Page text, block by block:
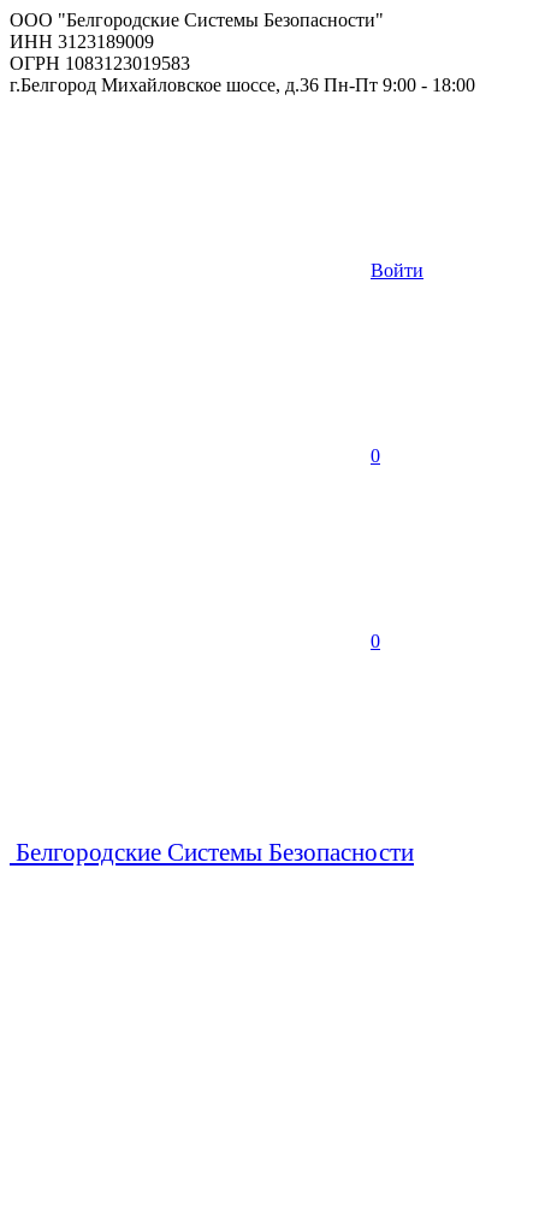
ООО "Белгородские Системы Безопасности"
ИНН 3123189009
ОГРН 1083123019583
г.Белгород Михайловское шоссе, д.36 Пн-Пт 9:00 - 18:00
Войти
0
0
Белгородские Системы Безопасности